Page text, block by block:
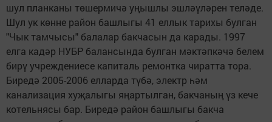
шул планканы төшермичә уңышлы эшләүләрен теләде.
Шул ук көнне район башлыгы 41 еллык тарихы булган
"Чык тамчысы" балалар бакчасын да карады. 1997
елга кадәр НУБР балансында булган мәктәпкәчә белем
бирү учреждениесе капиталь ремонтка чиратта тора.
Биредә 2005-2006 елларда түбә, электр һәм
канализация хуҗалыгы яңартылган, бакчаның үз кече
котельнясы бар. Биредә район башлыгы бакча